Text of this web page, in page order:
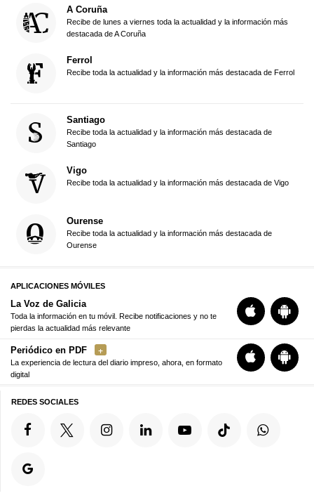
A Coruña
Recibe de lunes a viernes toda la actualidad y la información más
destacada de A Coruña
Ferrol
Recibe toda la actualidad y la información más destacada de Ferrol
Santiago
Recibe toda la actualidad y la información más destacada de
Santiago
Vigo
Recibe toda la actualidad y la información más destacada de Vigo
Ourense
Recibe toda la actualidad y la información más destacada de
Ourense
APLICACIONES MÓVILES
La Voz de Galicia
Toda la información en tu móvil. Recibe notificaciones y no te
pierdas la actualidad más relevante
Periódico en PDF
La experiencia de lectura del diario impreso, ahora, en formato
digital
REDES SOCIALES